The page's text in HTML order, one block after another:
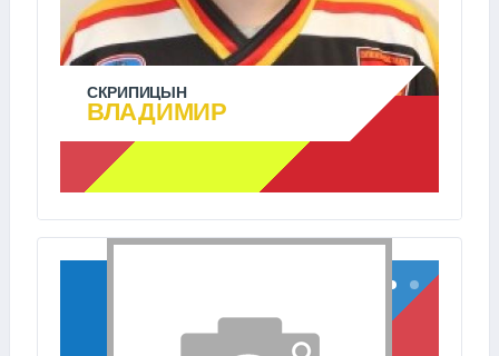
СКРИПИЦЫН
ВЛАДИМИР